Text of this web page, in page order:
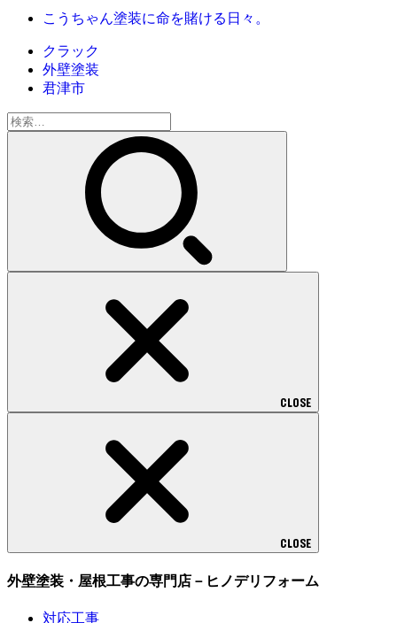
こうちゃん塗装に命を賭ける日々。
クラック
外壁塗装
君津市
検
索:
CLOSE
CLOSE
外壁塗装・屋根工事の専門店－ヒノデリフォーム
対応工事